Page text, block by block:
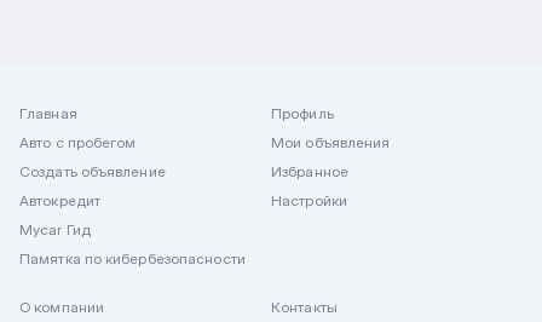
Главная
Авто с пробегом
Создать объявление
Автокредит
Mycar Гид
Памятка по кибербезопасности
Профиль
Мои объявления
Избранное
Настройки
О компании
Контакты